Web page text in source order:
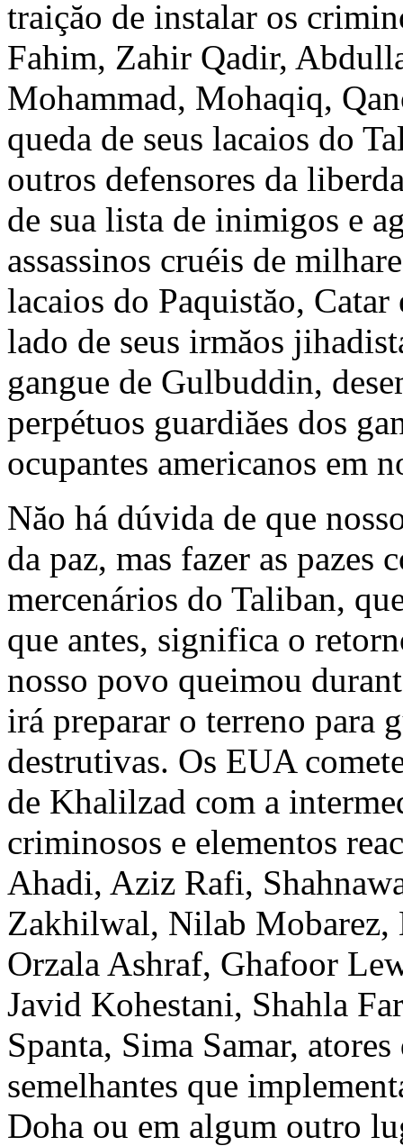
traiçăo de instalar os
Fahim, Zahir Qadir,
Mohammad, Mohaqiq,
queda de seus lacaios do
outros defensores da
de sua lista de inimigos e
assassinos cruéis de
lacaios do Paquistăo,
lado de seus irmăos
gangue de Gulbuddin,
perpétuos guardiăes dos
ocupantes americanos em
Năo há dúvida de que
da paz, mas fazer as pazes
mercenários do Taliban,
que antes, significa o
nosso povo queimou
irá preparar o terreno para
destrutivas. Os EUA
de Khalilzad com a
criminosos e elementos
Ahadi, Aziz Rafi,
Zakhilwal, Nilab Mobarez,
Orzala Ashraf, Ghafoor
Javid Kohestani, Shahla
Spanta, Sima Samar,
semelhantes que
Doha ou em algum outro